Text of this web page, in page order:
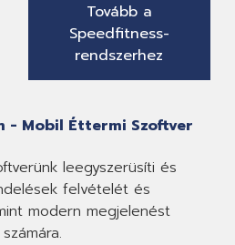
Tovább a
Speedfitness-
rendszerhez
- Mobil Éttermi Szoftver
leegyszerüsíti és
felvételét és
modern megjelenést